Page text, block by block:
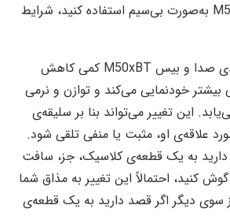
اما زمانی که از M50xBT به‌صورت بی‌سیم استفاده کنید، شرایط
در حالت بی‌سیم، بلندی صدا و بیس M50xBT کمی کاهش
بیشتر خودنمایی می‌کند و توازن و نرمی
این تغییر می‌تواند بنا بر سلیقه‌ی
علاقه‌ی او، مثبت یا منفی تلقی شود.
دارید به یک قطعه‌ی کلاسیک، جز، سافت
کنید، احتمالاً این تغییر به مذاق شما
دیگر اگر قصد دارید به یک قطعه‌ی